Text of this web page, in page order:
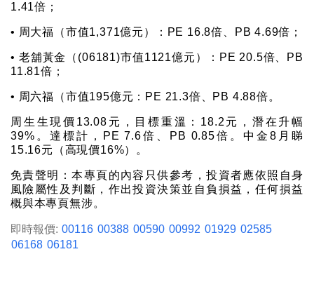
1.41倍；
• 周大福（市值1,371億元）：PE 16.8倍、PB 4.69倍；
• 老舖黃金（(06181)市值1121億元）：PE 20.5倍、PB
11.81倍；
• 周六福（市值195億元：PE 21.3倍、PB 4.88倍。
周生生現價13.08元，目標重溫：18.2元，潛在升幅
39%。達標計，PE 7.6倍、PB 0.85倍。中金8月睇
15.16元（高現價16%）。
免責聲明：本專頁的內容只供參考，投資者應依照自身
風險屬性及判斷，作出投資決策並自負損益，任何損益
概與本專頁無涉。
即時報價: 00116 00388 00590 00992 01929 02585
06168 06181